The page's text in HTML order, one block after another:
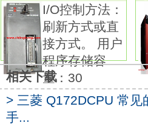
实现轻松管理环境的“
器网络，
以及在其管理下实现了高
CC-Link IE Field”现场网
面。
还包括日本首创、达到世
并获得了SEMI认证的现场
I/O控制方法：
刷新方式或直
接方式。 用户
程序存储容
量：30
相关下载
> 三菱 Q172DCPU 常见
手...